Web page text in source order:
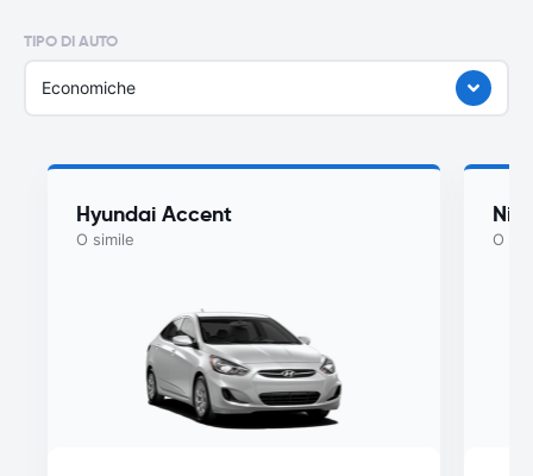
TIPO DI AUTO
Economiche
Hyundai Accent
O simile O